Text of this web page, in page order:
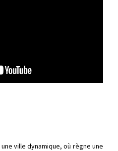
ville dynamique, où règne une